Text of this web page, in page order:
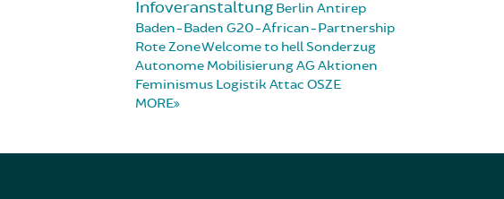
Infoveranstaltung Berlin Antirep
Baden-Baden G20-African-Partnership
Rote ZoneWelcome to hellSonderzug
Autonome MobilisierungAG Aktionen
Feminismus Logistik Attac OSZE
MORE